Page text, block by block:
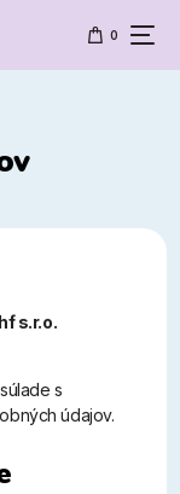
0
s.r.o.
s
údajov.